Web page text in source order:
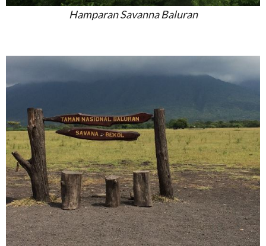
Hamparan Savanna Baluran